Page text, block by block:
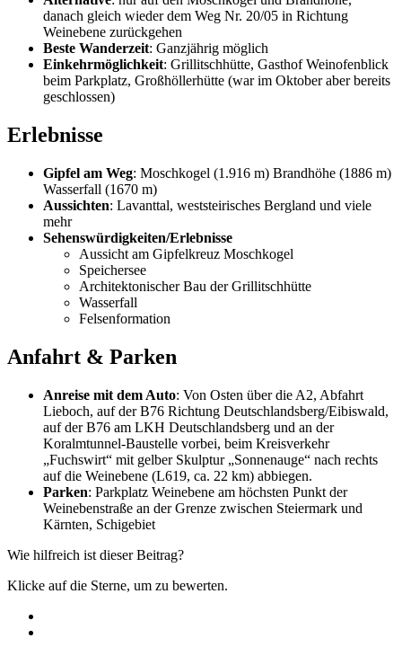
danach gleich wieder dem Weg Nr. 20/05 in Richtung
Weinebene zurückgehen
Beste Wanderzeit: Ganzjährig möglich
Einkehrmöglichkeit: Grillitschhütte, Gasthof Weinofenblick
beim Parkplatz, Großhöllerhütte (war im Oktober aber bereits
geschlossen)
Erlebnisse
Gipfel am Weg: Moschkogel (1.916 m) Brandhöhe (1886 m)
Wasserfall (1670 m)
Aussichten: Lavanttal, weststeirisches Bergland und viele
mehr
Sehenswürdigkeiten/Erlebnisse
Aussicht am Gipfelkreuz Moschkogel
Speichersee
Architektonischer Bau der Grillitschhütte
Wasserfall
Felsenformation
Anfahrt & Parken
Anreise mit dem Auto: Von Osten über die A2, Abfahrt
Lieboch, auf der B76 Richtung Deutschlandsberg/Eibiswald,
auf der B76 am LKH Deutschlandsberg und an der
Koralmtunnel-Baustelle vorbei, beim Kreisverkehr
„Fuchswirt“ mit gelber Skulptur „Sonnenauge“ nach rechts
auf die Weinebene (L619, ca. 22 km) abbiegen.
Parken: Parkplatz Weinebene am höchsten Punkt der
Weinebenstraße an der Grenze zwischen Steiermark und
Kärnten, Schigebiet
Wie hilfreich ist dieser Beitrag?
Klicke auf die Sterne, um zu bewerten.